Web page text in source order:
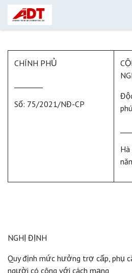
Skip to Content
CHÍNH PHỦ
Số: 75/2021/NĐ-CP
NGHỊ ĐỊNH
Quy định mức hưởng trợ cấp, phụ
người có công với cách mạng